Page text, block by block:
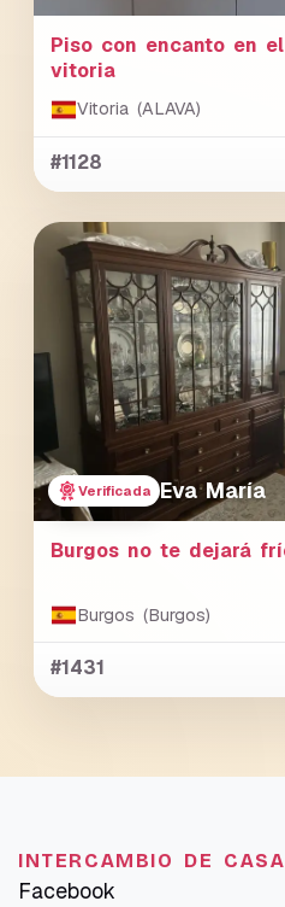
Piso con encanto en
vitoria
Vitoria (ALAVA)
#1128
Verificada Eva María
Burgos no te dejará
Burgos (Burgos)
#1431
INTERCAMBIO DE CASA
Facebook